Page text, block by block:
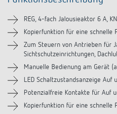
Technische Informationen
Downloads
Ähnliche Produkte
REG, 4-fach Jalousieaktor 6 A,
Kopierfunktion für eine schnelle
Zum Steuern von Antrieben für
Sichtschutzeinrichtungen,
Manuelle Bedienung am Gerät
LED Schaltzustandsanzeige Auf
Potenzialfreie Kontakte für Auf
Kopierfunktion für eine schnelle